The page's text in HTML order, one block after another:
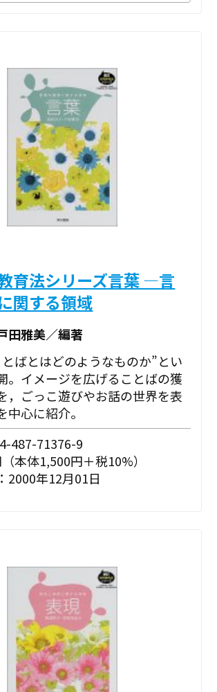
育法シリーズ言葉 ―言
関する領域
田雅美／編著
ばとはどのようなものか”とい
。イメージを広げることばの獲
，ごっこ遊びやお話の世界を表
中心に紹介。
487-71376-9
本体1,500円＋税10%）
2000年12月01日